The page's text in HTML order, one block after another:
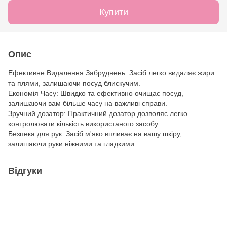
Купити
Опис
Ефективне Видалення Забруднень: Засіб легко видаляє жири
та плями, залишаючи посуд блискучим.
Економія Часу: Швидко та ефективно очищає посуд,
залишаючи вам більше часу на важливі справи.
Зручний дозатор: Практичний дозатор дозволяє легко
контролювати кількість використаного засобу.
Безпека для рук: Засіб м'яко впливає на вашу шкіру,
залишаючи руки ніжними та гладкими.
Відгуки